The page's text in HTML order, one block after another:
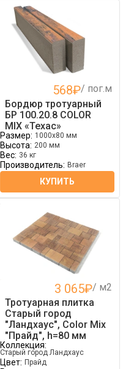
568₽/ пог.м
Бордюр тротуарный
БР 100.20.8 COLOR
MIX «Техас»
Размер: 1000x80 мм
Высота: 200 мм
Вес: 36 кг
Производитель: Braer
КУПИТЬ
3 065₽/ м2
Тротуарная плитка
Старый город
"Ландхаус", Color Mix
"Прайд", h=80 мм
Коллекция:
Старый город Ландхаус
Цвет: Прайд